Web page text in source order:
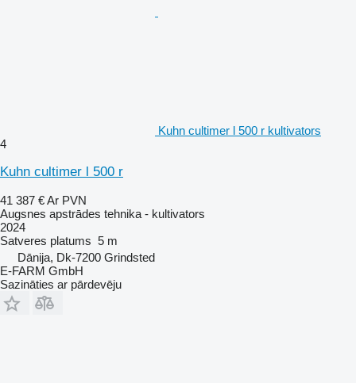
Kuhn cultimer l 500 r kultivators
4
Kuhn cultimer l 500 r
41 387 €Ar PVN
Augsnes apstrādes tehnika - kultivators
2024
Satveres platums 5 m
Dānija, Dk-7200 Grindsted
E-FARM GmbH
Sazināties ar pārdevēju